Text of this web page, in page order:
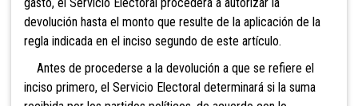
devolución hasta el monto que resulte de la aplicación de la
regla indicada en el inciso segundo de este artículo.
Antes de procederse a la devolución a que se refiere el
inciso primero, el Servicio Electoral determinará si la suma